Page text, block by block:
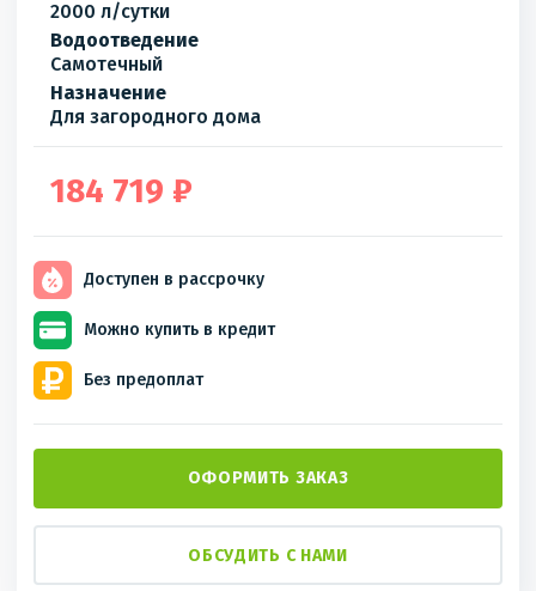
2000 л/сутки
Водоотведение
Самотечный
Назначение
Для загородного дома
184 719 ₽
Доступен в рассрочку
Можно купить в кредит
Без предоплат
ОФОРМИТЬ ЗАКАЗ
ОБСУДИТЬ С НАМИ